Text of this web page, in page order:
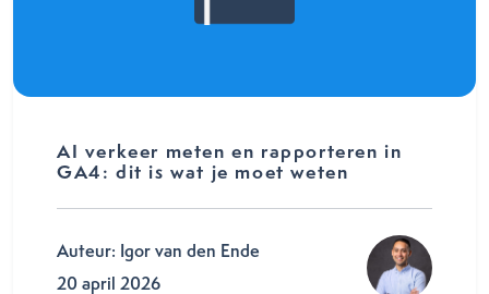
AI verkeer meten en rapporteren in
GA4: dit is wat je moet weten
Auteur: Igor van den Ende
20 april 2026